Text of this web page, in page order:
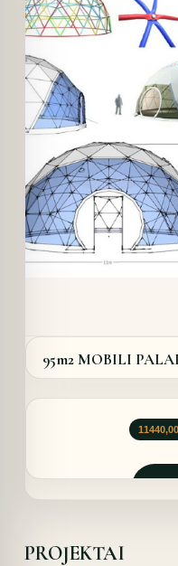
95m2 MOBILI
PROJEKTAI